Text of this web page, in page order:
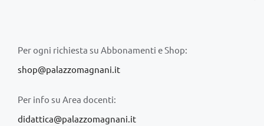
Per ogni richiesta su Abbonamenti e Shop:
shop@palazzomagnani.it
Per info su Area docenti:
didattica@palazzomagnani.it